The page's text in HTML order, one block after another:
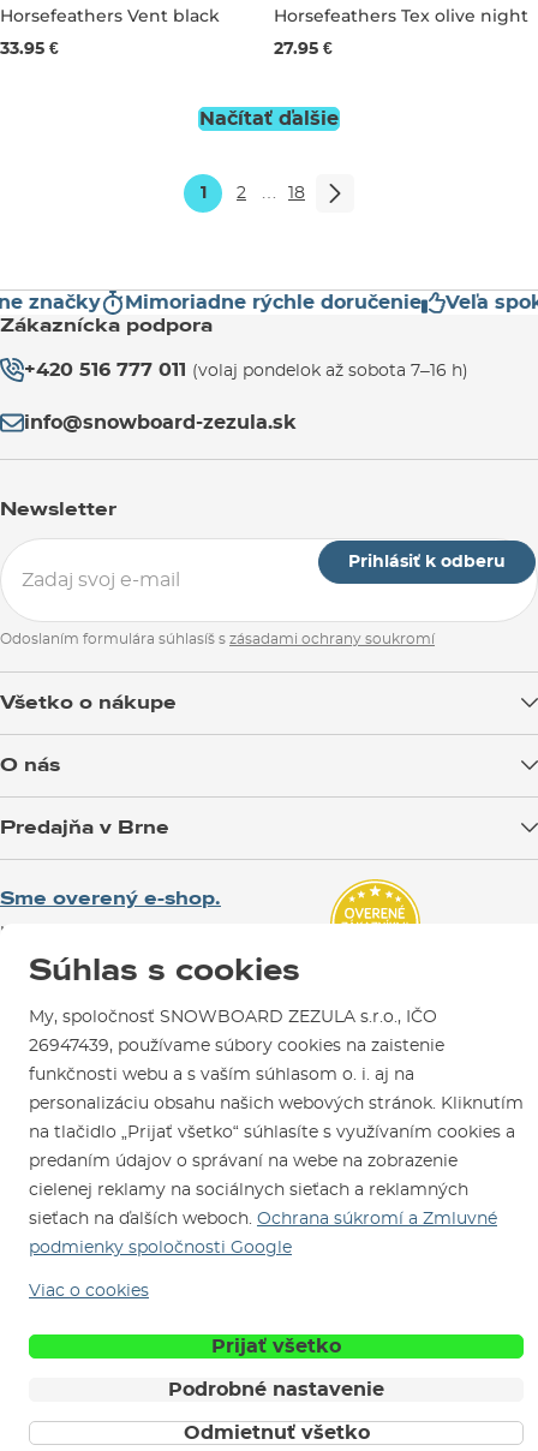
Horsefeathers Vent black
33.95 €
Horsefeathers Tex olive night
27.95 €
Načítať ďalšie
1 2 … 18
Mimoriadne rýchle doručenie Veľa
Zákaznícka podpora
+420 516 777 011 (volaj pondelok až sobota 7–16 h)
info@snowboard-zezula.sk
Newsletter
Prihlásiť k odberu
Odoslaním formulára súhlasíš s zásadami ochrany soukromí
Všetko o nákupe
Výmena a vrátenie tovaru
Reklamácie
Návody na použitie a údržbu
O nás
SNOWBOARD ZEZULA Team
Ako si vybrať vybavenie
Predajňa v Brne
Mapa a ako k nám
Servis a opravy
Sme overený e-shop.
Naši spokojní zákazníci nám udelili
Certifikát Overené zákazníkmi
Sme tu pre Vás od roku 1996
Súhlas s cookies
My, spoločnosť SNOWBOARD ZEZULA s.r.o., IČO
26947439, používame súbory cookies na zaistenie
funkčnosti webu a s vaším súhlasom o. i. aj na
personalizáciu obsahu našich webových stránok. Kliknutím
na tlačidlo „Prijať všetko“ súhlasíte s využívaním cookies a
predaním údajov o správaní na webe na zobrazenie
cielenej reklamy na sociálnych sieťach a reklamných
sieťach na ďalších weboch. Ochrana súkromí a Zmluvné
podmienky spoločnosti Google
Viac o cookies
Prijať všetko
Podrobné nastavenie
Odmietnuť všetko